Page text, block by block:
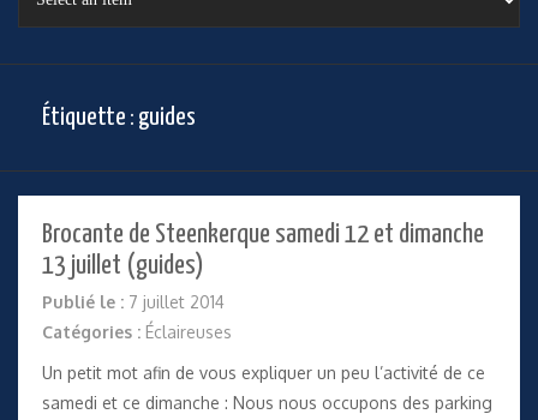
Étiquette : guides
Brocante de Steenkerque samedi 12 et dimanche
13 juillet (guides)
Publié le : 7 juillet 2014
Catégories : Éclaireuses
Un petit mot afin de vous expliquer un peu l’activité de ce
samedi et ce dimanche : Nous nous occupons des parking